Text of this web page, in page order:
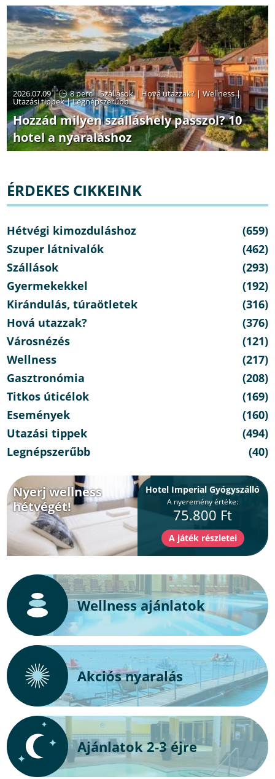
2026.07.09 | 8 perc|Szállások| Hová utazzak? |Wellness|
Utazási tippek|Legnépszerűbb
Hozzád milyen szálláshely passzol? 10
hotel a nyaraláshoz
ÉRDEKES CIKKEINK
Hétvégi kimozduláshoz
(659)
Szuper látnivalók
(462)
Szállások
(293)
Gyermekekkel
(192)
Kirándulás, túraötletek
(316)
Hová utazzak?
(376)
Városnézés
(121)
Wellness
(217)
Gasztronómia
(208)
Titkos úticélok
(169)
Események
(160)
Utazási tippek
(494)
Legnépszerűbb
(40)
Nyerj wellness
hétvégét!
Hotel Imperial Gyógyszálló
A nyeremény értéke:
75.800 Ft
Wellness ajánlatok
Akciós nyaralás
Ajánlatok 2-3 éjre